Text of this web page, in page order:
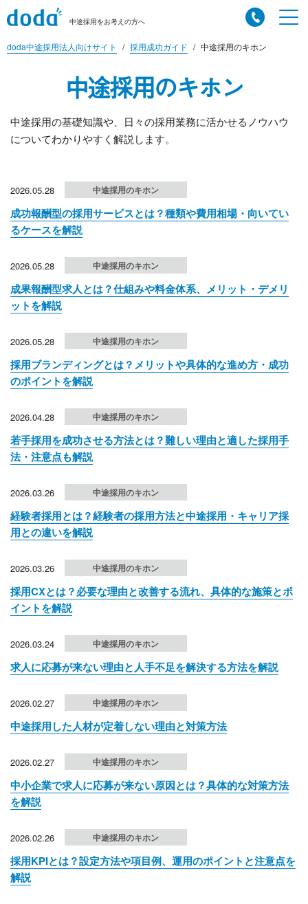
中途採用をお考えの方へ
doda中途採用法人向けサイト 採用成功ガイド 中途採用のキホン
中途採用のキホン
中途採用の基礎知識や、日々の採用業務に活かせるノウハウ
についてわかりやすく解説します。
2026.05.28 中途採用のキホン
成功報酬型の採用サービスとは？種類や費用相場・向いてい
るケースを解説
2026.05.28 中途採用のキホン
成果報酬型求人とは？仕組みや料金体系、メリット・デメリ
ットを解説
2026.05.28 中途採用のキホン
採用ブランディングとは？メリットや具体的な進め方・成功
のポイントを解説
2026.04.28 中途採用のキホン
若手採用を成功させる方法とは？難しい理由と適した採用手
法・注意点も解説
2026.03.26 中途採用のキホン
経験者採用とは？経験者の採用方法と中途採用・キャリア採
用との違いを解説
2026.03.26 中途採用のキホン
採用CXとは？必要な理由と改善する流れ、具体的な施策とポ
イントを解説
2026.03.24 中途採用のキホン
求人に応募が来ない理由と人手不足を解決する方法を解説
2026.02.27 中途採用のキホン
中途採用した人材が定着しない理由と対策方法
2026.02.27 中途採用のキホン
中小企業で求人に応募が来ない原因とは？具体的な対策方法
を解説
2026.02.26 中途採用のキホン
採用KPIとは？設定方法や項目例、運用のポイントと注意点を
解説